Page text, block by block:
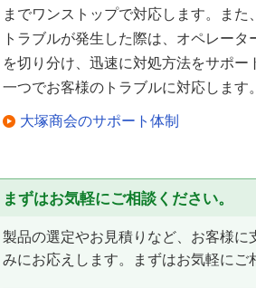
までワンストップで対応します。また
トラブルが発生した際は、オペレータ
を切り分け、迅速に対処方法をサポー
一つでお客様のトラブルに対応します。
大塚商会のサポート体制
まずはお気軽にご相談ください。
製品の選定やお見積りなど、お客様
みにお応えします。まずはお気軽にご